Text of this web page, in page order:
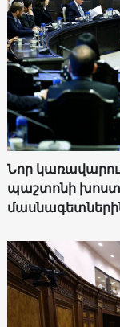
Նոր
պաշտոնի